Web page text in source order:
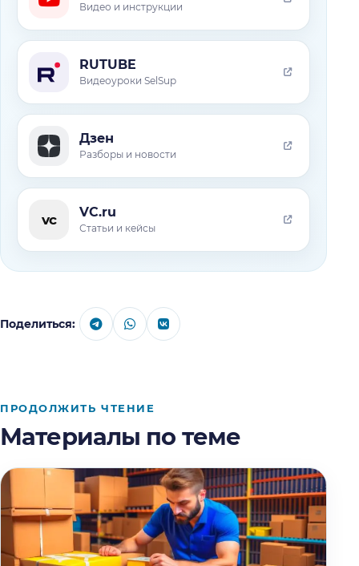
Видео и инструкции
RUTUBE
Видеоуроки SelSup
Дзен
Разборы и новости
vc VC.ru
Статьи и кейсы
Поделиться:
ПРОДОЛЖИТЬ ЧТЕНИЕ
Материалы по теме